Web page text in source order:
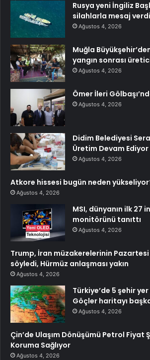
Rusya yeni İngiliz
silahlarla mesaj verdi
Ağustos 4, 2026
Muğla
yangın sonrası
Ağustos 4, 2026
Ömer İleri
Ağustos 4, 2026
Didim Belediyesi
Üretim Devam Ediyor
Ağustos 4, 2026
Atkore hissesi bugün neden
Ağustos 4, 2026
MSI, dünyanın ilk 27
monitörünü tanıttı
Ağustos 4, 2026
Trump, İran müzakerelerinin Pazartesi
söyledi, Hürmüz anlaşması yakın
Ağustos 4, 2026
Türkiye’de 5 şehir
Göçler haritayı
Ağustos 4, 2026
Çin’de Ulaşım Dönüşümü Petrol Fiyat
Koruma Sağlıyor
Ağustos 4, 2026